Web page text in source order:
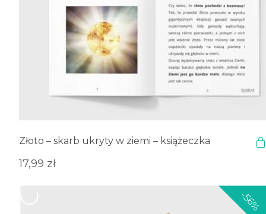
Złoto – skarb ukryty w ziemi – książeczka
17,99 zł
-56%